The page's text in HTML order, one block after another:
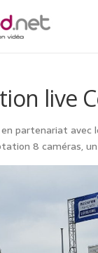
live
partenariat avec
8 caméras,